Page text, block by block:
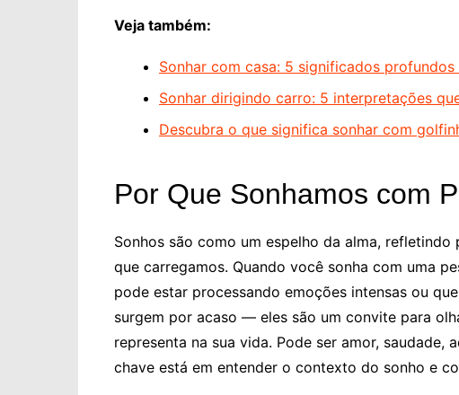
Veja também:
Sonhar com casa: 5 significados
Sonhar dirigindo carro: 5 interpretações
Descubra o que significa sonhar com
Por Que Sonhamos com
Sonhos são como um espelho da alma,
que carregamos. Quando você sonha com uma
pode estar processando emoções intensas ou
surgem por acaso — eles são um convite para
representa na sua vida. Pode ser amor,
chave está em entender o contexto do sonho e